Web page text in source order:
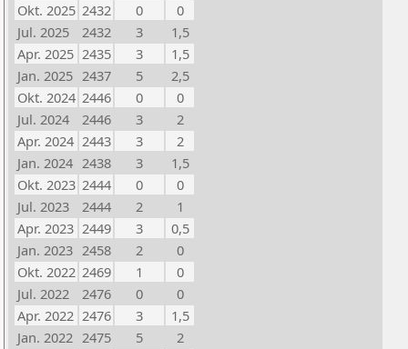
Okt. 2025 2432 0
0
Jul. 2025
2432 3
1,5
Apr. 2025 2435 3
1,5
Jan. 2025 2437 5
2,5
Okt. 2024 2446 0
0
Jul. 2024
2446 3
2
Apr. 2024 2443 3
2
Jan. 2024 2438 3
1,5
Okt. 2023 2444 0
0
Jul. 2023
2444 2
1
Apr. 2023 2449 3
0,5
Jan. 2023 2458 2
0
Okt. 2022 2469 1
0
Jul. 2022
2476 0
0
Apr. 2022 2476 3
1,5
Jan. 2022 2475 5
2